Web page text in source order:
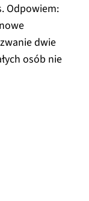
Odpowiem:
dwie
osób nie